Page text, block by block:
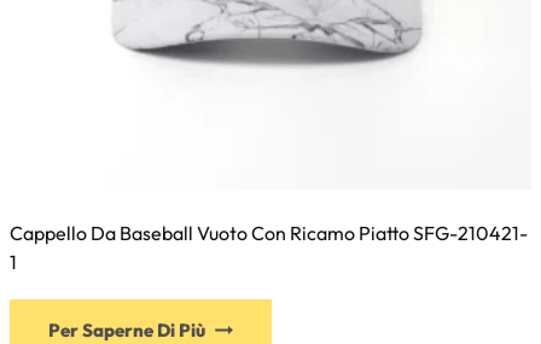
Cappello Da Baseball Vuoto Con Ricamo Piatto SFG-210421-
1
Per Saperne Di Più